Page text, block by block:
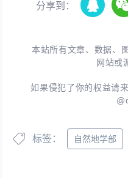
分享到：
本站所有文章、数据、
网站或
如果侵犯了你的权益请
标签： 自然地学部